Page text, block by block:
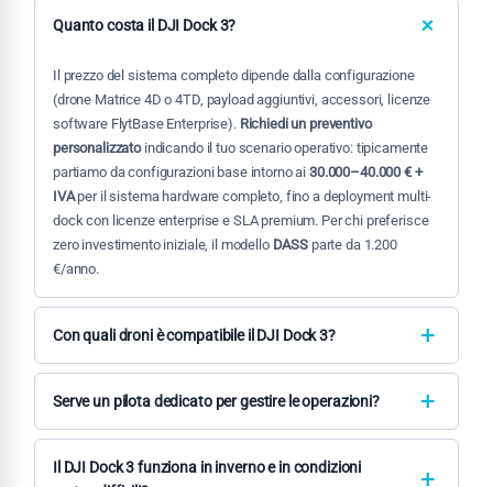
Quanto costa il DJI Dock 3?
Il prezzo del sistema completo dipende dalla configurazione
(drone Matrice 4D o 4TD, payload aggiuntivi, accessori, licenze
software FlytBase Enterprise). Richiedi un preventivo
personalizzatoindicando il tuo scenario operativo: tipicamente
partiamo da configurazioni base intorno ai 30.000–40.000 € +
IVAper il sistema hardware completo, fino a deployment multi-
dock con licenze enterprise e SLA premium. Per chi preferisce
zero investimento iniziale, il modello DASS parte da 1.200
€/anno.
Con quali droni è compatibile il DJI Dock 3?
Il DJI Dock 3 è progettato per operare con ilDJI Matrice 4De
Matrice 4TD, modelli ottimizzati per missioni autonome dock-
autonomia fino a 54 minuti.
Serve un pilota dedicato per gestire le operazioni?
Dipende dal modello operativo. Con ilsistema in proprio, è
necessario almeno un pilota certificato STS-01 EU (o
Il DJI Dock 3 funziona in inverno e in condizioni